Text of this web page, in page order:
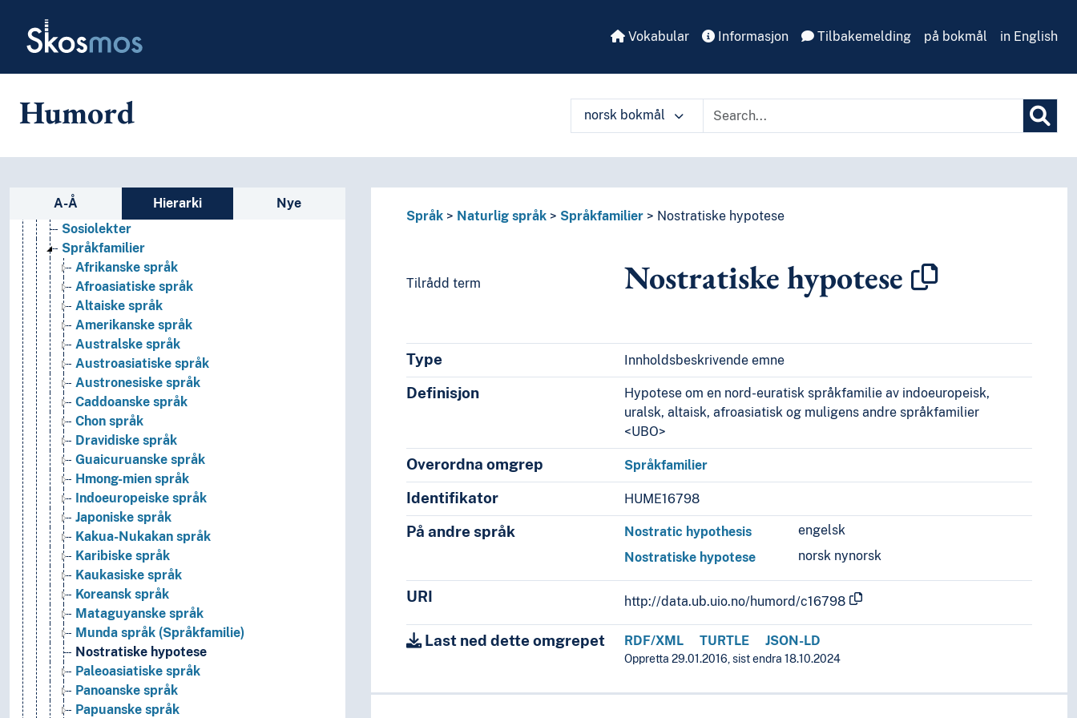
Skosmos Vokabular Informasjon Tilbakemelding på bokmål in English
Humord norsk bokmål
Sidefelt: navigér i vokabularet
A-Å Hierarki Nye
Fremmedspråk
Idiolekter
Kontrollerte språk
Minoritetsspråk
Sjargong
Skjulespråk
Sosiolekter
Språkfamilier
Afrikanske språk
Afroasiatiske språk
Altaiske språk
Amerikanske språk
Australske språk
Austroasiatiske språk
Austronesiske språk
Caddoanske språk
Chon språk
Dravidiske språk
Guaicuruanske språk
Hmong-mien språk
Indoeuropeiske språk
Japoniske språk
Kakua-Nukakan språk
Karibiske språk
Kaukasiske språk
Koreansk språk
Mataguyanske språk
Munda språk (Språkfamilie)
Nostratiske hypotese
Paleoasiatiske språk
Panoanske språk
Papuanske språk
Språk Naturlig språk Språkfamilier Nostratiske hypotese
Tilrådd term Nostratiske hypotese
Type Innholdsbeskrivende emne
Definisjon
Hypotese om en nord-euratisk språkfamilie av indoeuropeisk,
uralsk, altaisk, afroasiatisk og muligens andre språkfamilier
<UBO>
Overordna omgrep Språkfamilier
Identifikator HUME16798
På andre språk engelsk
Nostratic hypothesis
norsk nynorsk
Nostratiske hypotese
URI http://data.ub.uio.no/humord/c16798
Last ned dette omgrepet RDF/XML TURTLE JSON-LD
Oppretta 29.01.2016, sist endra 18.10.2024